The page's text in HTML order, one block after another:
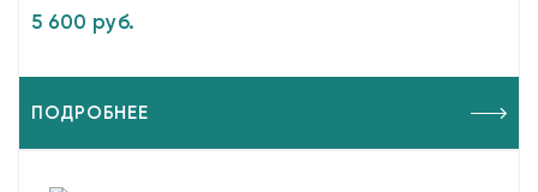
5 600 руб.
ПОДРОБНЕЕ